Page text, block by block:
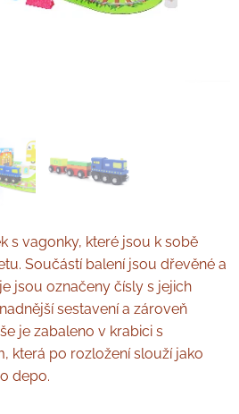
s vagonky, které jsou k sobě
Součástí balení jsou dřevěné a
jsou označeny čísly s jejich
sestavení a zároveň
je zabaleno v krabici s
která po rozložení slouží jako
depo.